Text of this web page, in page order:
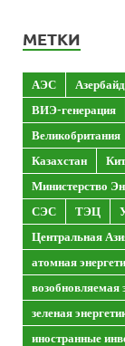
МЕТКИ
АЭС
ВИЭ-генерация
Великобритания
Казахстан
Министерство
СЭС
ТЭЦ
Центральная
атомная
возобновляемая
зеленая
иностранные